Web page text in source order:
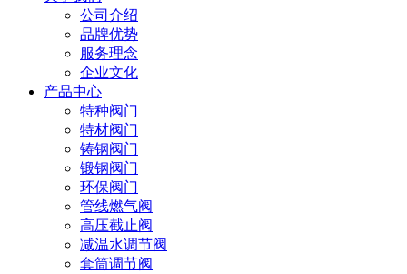
公司介绍
品牌优势
服务理念
企业文化
产品中心
特种阀门
特材阀门
铸钢阀门
锻钢阀门
环保阀门
管线燃气阀
高压截止阀
减温水调节阀
套筒调节阀